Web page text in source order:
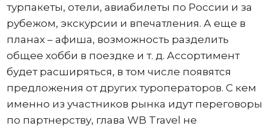
турпакеты, отели, авиабилеты по России и за
рубежом, экскурсии и впечатления. А еще в
планах – афиша, возможность разделить
общее хобби в поездке и т. д. Ассортимент
будет расширяться, в том числе появятся
предложения от других туроператоров. С кем
именно из участников рынка идут переговоры
по партнерству, глава WB Travel не